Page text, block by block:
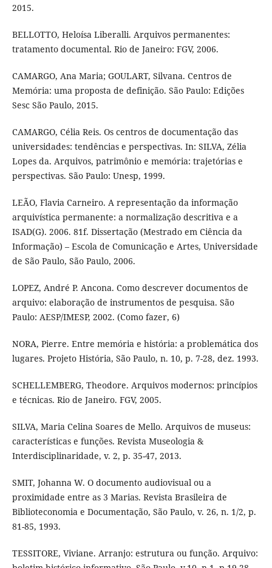
2015.
BELLOTTO, Heloísa Liberalli. Arquivos permanentes:
tratamento documental. Rio de Janeiro: FGV, 2006.
CAMARGO, Ana Maria; GOULART, Silvana. Centros de
Memória: uma proposta de definição. São Paulo: Edições
Sesc São Paulo, 2015.
CAMARGO, Célia Reis. Os centros de documentação das
universidades: tendências e perspectivas. In: SILVA, Zélia
Lopes da. Arquivos, patrimônio e memória: trajetórias e
perspectivas. São Paulo: Unesp, 1999.
LEÃO, Flavia Carneiro. A representação da informação
arquivística permanente: a normalização descritiva e a
ISAD(G). 2006. 81f. Dissertação (Mestrado em Ciência da
Informação) – Escola de Comunicação e Artes, Universidade
de São Paulo, São Paulo, 2006.
LOPEZ, André P. Ancona. Como descrever documentos de
arquivo: elaboração de instrumentos de pesquisa. São
Paulo: AESP/IMESP, 2002. (Como fazer, 6)
NORA, Pierre. Entre memória e história: a problemática dos
lugares. Projeto História, São Paulo, n. 10, p. 7-28, dez. 1993.
SCHELLEMBERG, Theodore. Arquivos modernos: princípios
e técnicas. Rio de Janeiro. FGV, 2005.
SILVA, Maria Celina Soares de Mello. Arquivos de museus:
características e funções. Revista Museologia &
Interdisciplinaridade, v. 2, p. 35-47, 2013.
SMIT, Johanna W. O documento audiovisual ou a
proximidade entre as 3 Marias. Revista Brasileira de
Biblioteconomia e Documentação, São Paulo, v. 26, n. 1/2, p.
81-85, 1993.
TESSITORE, Viviane. Arranjo: estrutura ou função. Arquivo: